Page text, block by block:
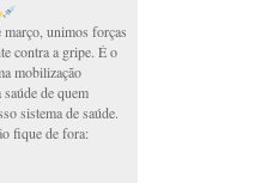
março, unimos forças
contra a gripe. É o
mobilização
de quem
sistema de saúde.
fique de fora: